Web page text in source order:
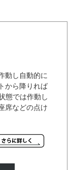
動し自動的に
から降りれば
態では作動し
席などの点け